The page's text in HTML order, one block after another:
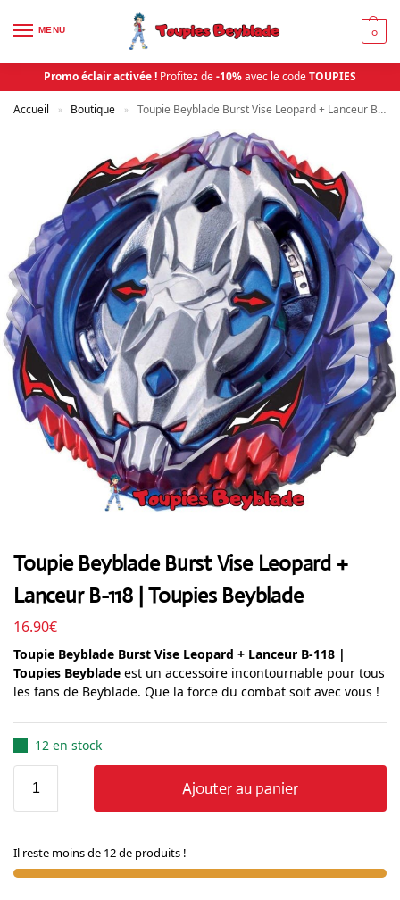
MENU 0
Promo éclair activée ! Profitez de-10%avec le codeTOUPIES
Accueil » Boutique » Toupie Beyblade Burst Vise Leopard + Lanceur B-118 | Toupies Beyblade
Toupie Beyblade Burst Vise Leopard +
Lanceur B-118 | Toupies Beyblade
16.90€
Toupie Beyblade Burst Vise Leopard + Lanceur B-118 |
Toupies Beyblade est un accessoire incontournable pour tous
les fans de Beyblade. Que la force du combat soit avec vous !
12 en stock
Ajouter au panier
Il reste moins de 12 de produits !